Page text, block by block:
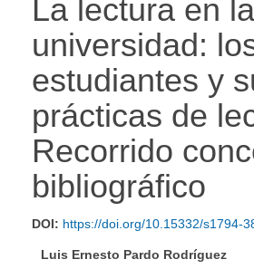
La lectura en la
universidad:
estudiantes y
prácticas de
Recorrido
bibliográfico
DOI: https://doi.org/10.15332/s1794-
Luis Ernesto Pardo Rodríguez